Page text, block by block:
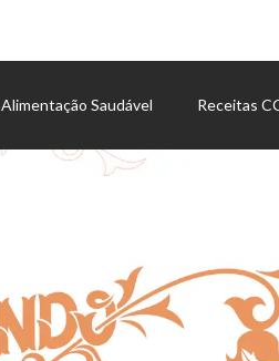
Alimentação Saudável Receitas